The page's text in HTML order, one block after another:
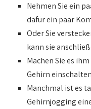
Nehmen Sie ein
dafür ein paar
Oder Sie
kann sie
Machen Sie es
Gehirn
Manchmal ist es
Gehirnjogging